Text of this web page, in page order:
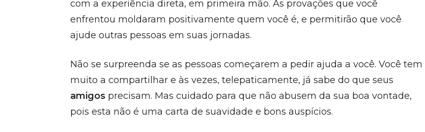
com a experiência direta, em primeira mão. As provações que você
enfrentou moldaram positivamente quem você é, e permitirão que você
ajude outras pessoas em suas jornadas.
Não se surpreenda se as pessoas começarem a pedir ajuda a você. Você tem
muito a compartilhar e às vezes, telepaticamente, já sabe do que seus
amigos precisam. Mas cuidado para que não abusem da sua boa vontade,
pois esta não é uma carta de suavidade e bons auspícios.